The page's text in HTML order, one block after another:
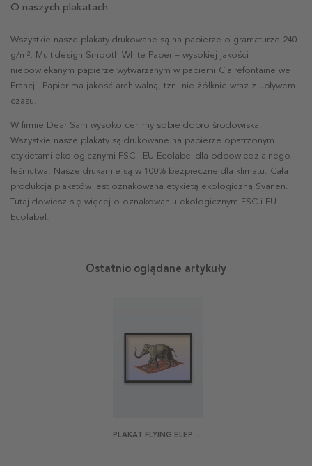
O naszych plakatach
Wszystkie nasze plakaty drukowane są na papierze o gramaturze 240
g/m², Multidesign Smooth White Paper – wysokiej jakości
niepowlekanym papierze wytwarzanym w papierni Clairefontaine we
Francji. Papier ma jakość archiwalną, tzn. nie żółknie wraz z upływem
czasu.
W firmie Dear Sam wysoko cenimy sobie dobro środowiska.
Wszystkie nasze plakaty są drukowane na papierze opatrzonym
etykietami ekologicznymi FSC i EU Ecolabel dla odpowiedzialnego
leśnictwa. Nasze drukarnie są w 100% bezpieczne dla klimatu. Cała
produkcja plakatów jest oznakowana etykietą ekologiczną Svanen.
Tutaj dowiesz się więcej o oznakowaniu ekologicznym FSC i EU
Ecolabel.
Ostatnio oglądane artykuły
PLAKAT FLYING ELEPHANT 70X50